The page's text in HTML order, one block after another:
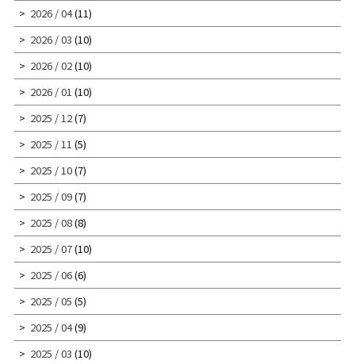
2026 / 04(11)
2026 / 03 (10)
2026 / 02(10)
2026 / 01 (10)
2025 / 12(7)
2025 / 11 (5)
2025 / 10(7)
2025 / 09(7)
2025 / 08(8)
2025 / 07(10)
2025 / 06(6)
2025 / 05 (5)
2025 / 04(9)
2025 / 03 (10)